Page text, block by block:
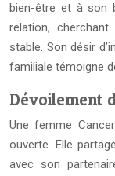
bien-être et à son
relation,
stable. Son désir
familiale témoigne
Dévoilement
Une femme
ouverte. Elle
avec son